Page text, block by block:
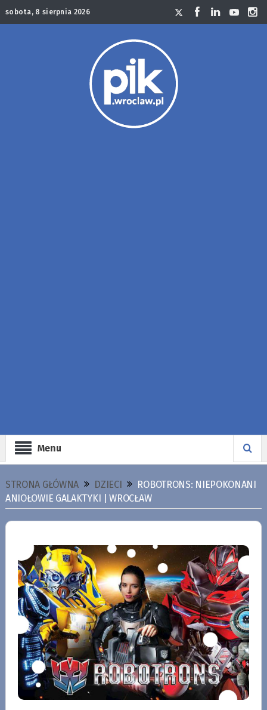
sobota, 8 sierpnia 2026
Menu
STRONA GŁÓWNA DZIECI
ROBOTRONS: NIEPOKONANI
ANIOŁOWIE GALAKTYKI | WROCŁAW